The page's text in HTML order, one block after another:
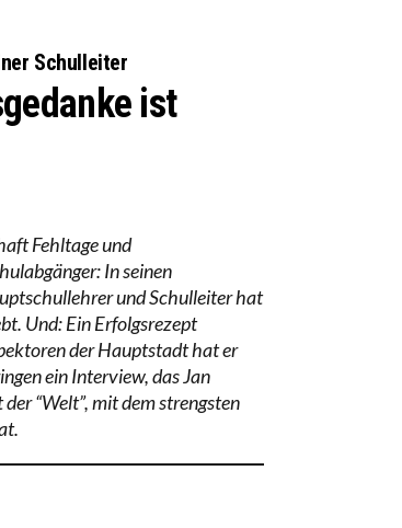
Schulleiter
ist
Fehltage und
In seinen
und Schulleiter hat
Und: Ein Erfolgsrezept
der Hauptstadt hat er
ein Interview, das Jan
“Welt”, mit dem strengsten